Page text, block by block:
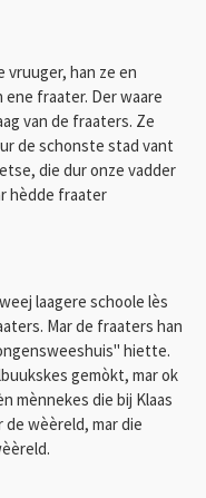
vruuger, han ze en
fraater. Der waare
van de fraaters. Ze
de schonste stad vant
die dur onze vadder
hèdde fraater
laagere schoole lès
Mar de fraaters han
hiette.
gemòkt, mar ok
mènnekes die bij Klaas
wèèreld, mar die